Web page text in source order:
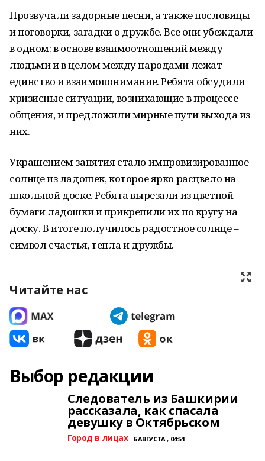
Прозвучали задорные песни, а также пословицы
и поговорки, загадки о дружбе. Все они убеждали
в одном: в основе взаимоотношений между
людьми и в целом между народами лежат
единство и взаимопонимание. Ребята обсудили
кризисные ситуации, возникающие в процессе
общения, и предложили мирные пути выхода из
них.
Украшением занятия стало импровизированное
солнце из ладошек, которое ярко расцвело на
школьной доске. Ребята вырезали из цветной
бумаги ладошки и прикрепили их по кругу на
доску. В итоге получилось радостное солнце –
символ счастья, тепла и дружбы.
Читайте нас
Выбор редакции
Следователь из Башкирии
рассказала, как спасала
девушку в Октябрьском
Город в лицах 6 АВГУСТА , 04:51